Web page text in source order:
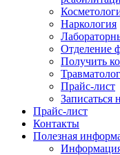
Наркология
Отделение
Получить
Прайс-лист
Записаться
Прайс-лист
Контакты
Полезная